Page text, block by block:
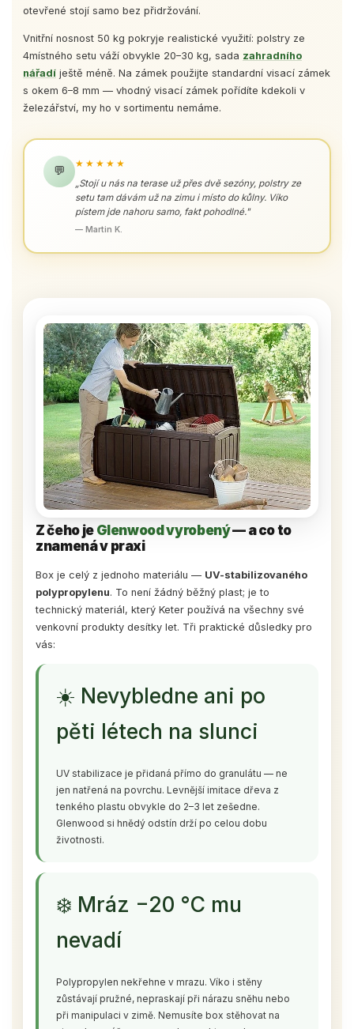
otevřené stojí samo bez přidržování.
Vnitřní nosnost 50 kg pokryje realistické využití: polstry ze
4místného setu váží obvykle 20–30 kg, sada zahradního
nářadí ještě méně. Na zámek použijte standardní visací zámek
s okem 6–8 mm — vhodný visací zámek pořídíte kdekoli v
železářství, my ho v sortimentu nemáme.
💬
★★★★★
„Stojí u nás na terase už přes dvě sezóny, polstry ze
setu tam dávám už na zimu i místo do kůlny. Víko
pístem jde nahoru samo, fakt pohodlné."
— Martin K.
Z čeho je Glenwood vyrobený— a co to
znamená v praxi
Box je celý z jednoho materiálu — UV-stabilizovaného
polypropylenu. To není žádný běžný plast; je to
technický materiál, který Keter používá na všechny své
venkovní produkty desítky let. Tři praktické důsledky pro
vás:
☀️ Nevybledne ani po
pěti létech na slunci
UV stabilizace je přidaná přímo do granulátu — ne
jen natřená na povrchu. Levnější imitace dřeva z
tenkého plastu obvykle do 2–3 let zešedne.
Glenwood si hnědý odstín drží po celou dobu
životnosti.
❄️ Mráz −20 °C mu
nevadí
Polypropylen nekřehne v mrazu. Víko i stěny
zůstávají pružné, nepraskají při nárazu sněhu nebo
při manipulaci v zimě. Nemusíte box stěhovat na